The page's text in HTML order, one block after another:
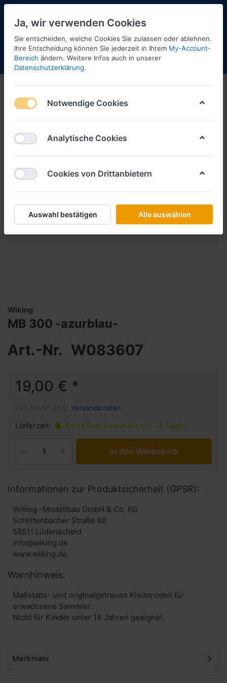
Menü Anmelden Shopaktualisierung
Wiking
MB 300 -azurblau-
Art.-Nr. W083607
19,00 € *
Versandkosten
Lieferzeit: Bestellbar innerhalb von 14 Tagen
In den Warenkorb
Informationen zur Produktsicherheit (GPSR):
Wiking -Modellbau GmbH & Co. KG
Schlittenbacher Straße 60
58511 Lüdenscheid
info@wiking.de
www.wiking.de
Warnhinweis:
Maßstabs- und originalgetreues Kleinmodell für
erwachsene Sammler.
Nicht für Kinder unter 14 Jahren geeignet.
Merkmale
Ja, wir verwenden Cookies
Sie entscheiden, welche Cookies Sie zulassen oder ablehnen.
Ihre Entscheidung können Sie jederzeit in Ihrem My-Account-
Bereich ändern. Weitere Infos auch in unserer
Datenschutzerklärung.
Notwendige Cookies
Analytische Cookies
Cookies von Drittanbietern
Auswahl bestätigen Alle auswählen